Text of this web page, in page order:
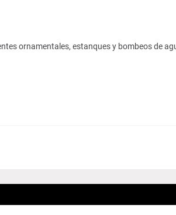
ornamentales, estanques y bombeos de